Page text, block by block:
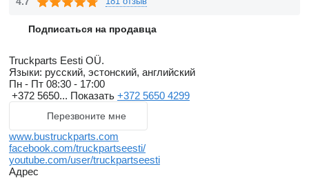
Подписаться на продавца
Truckparts Eesti OÜ.
Языки: русский, эстонский, английский
Пн - Пт 08:30 - 17:00
+372 5650... Показать +372 5650 4299
Перезвоните мне
www.bustruckparts.com
facebook.com/truckpartseesti/
youtube.com/user/truckpartseesti
Адрес